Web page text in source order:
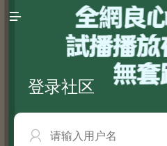

登录社区
